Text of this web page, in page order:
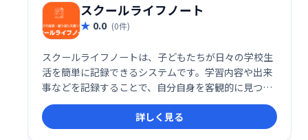
スクールライフノート
0.0 (0件)
スクールライフノートは、子どもたちが日々の学校生
活を簡単に記録できるシステムです。学習内容や出来
事などを記録することで、自分自身を客観的に見つ
め、自己コントロール能力（非認知能力）を高め、
「学びに向かう力」を育みます。 簡単な操作で「気づ
き」を可視化し、成長を促します。
詳しく見る